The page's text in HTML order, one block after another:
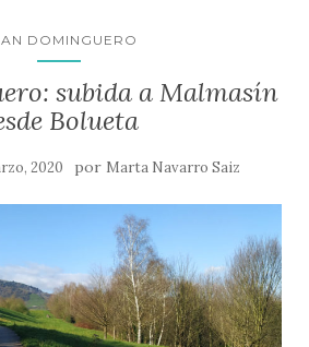
DOMINGUERO
subida a Malmasín
Bolueta
2020 por Marta Navarro Saiz